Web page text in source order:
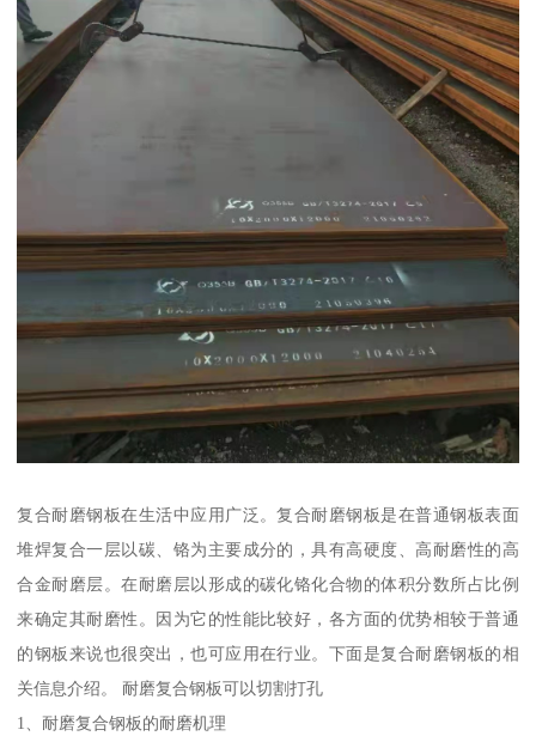
复合耐磨钢板在生活中应用广泛。复合耐磨钢板是在普通钢板表面
堆焊复合一层以碳、铬为主要成分的，具有高硬度、高耐磨性的高
合金耐磨层。在耐磨层以形成的碳化铬化合物的体积分数所占比例
来确定其耐磨性。因为它的性能比较好，各方面的优势相较于普通
的钢板来说也很突出，也可应用在行业。下面是复合耐磨钢板的相
关信息介绍。 耐磨复合钢板可以切割打孔
1、耐磨复合钢板的耐磨机理